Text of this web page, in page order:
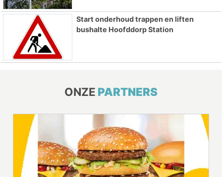
Start onderhoud trappen en liften
bushalte Hoofddorp Station
ONZE PARTNERS